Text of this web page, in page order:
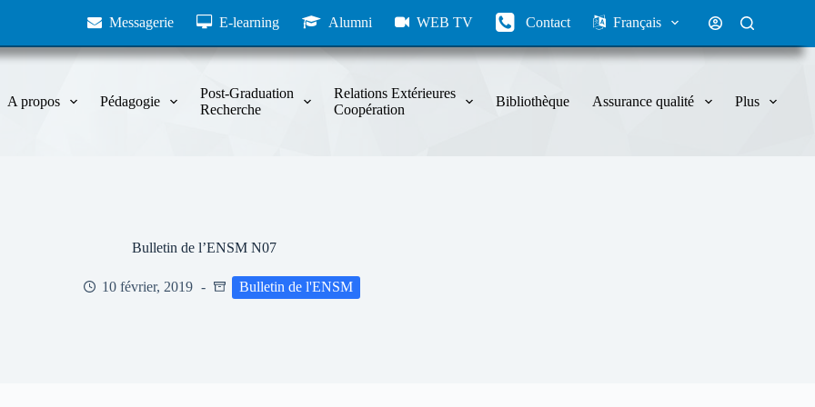
Messagerie E-learning Alumni WEB TV Contact Français
A propos Pédagogie
Post-Graduation
Recherche
Relations Extérieures
Coopération
Bibliothèque Assurance qualité Plus
Bulletin de l’ENSM N07
10 février, 2019 Bulletin de l'ENSM